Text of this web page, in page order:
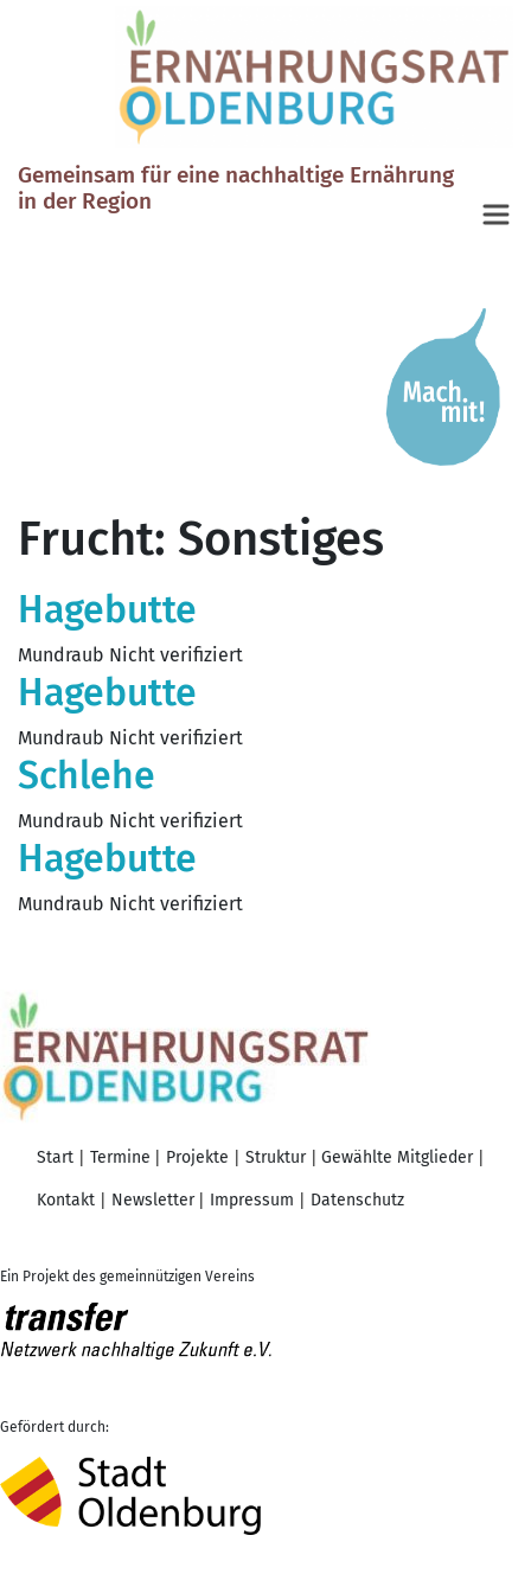
Gemeinsam für eine nachhaltige Ernährung
in der Region
Frucht: Sonstiges
Hagebutte
Mundraub Nicht verifiziert
Hagebutte
Mundraub Nicht verifiziert
Schlehe
Mundraub Nicht verifiziert
Hagebutte
Mundraub Nicht verifiziert
Start Termine Projekte Struktur Gewählte Mitglieder
Kontakt Newsletter Impressum Datenschutz
Ein Projekt des gemeinnützigen Vereins
Gefördert durch: